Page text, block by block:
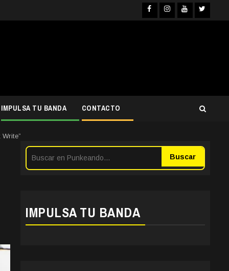
Facebook
Instagram
YouTubeTwitter
IMPULSA TU BANDA CONTACTO
Buscar
IMPULSA TU BANDA